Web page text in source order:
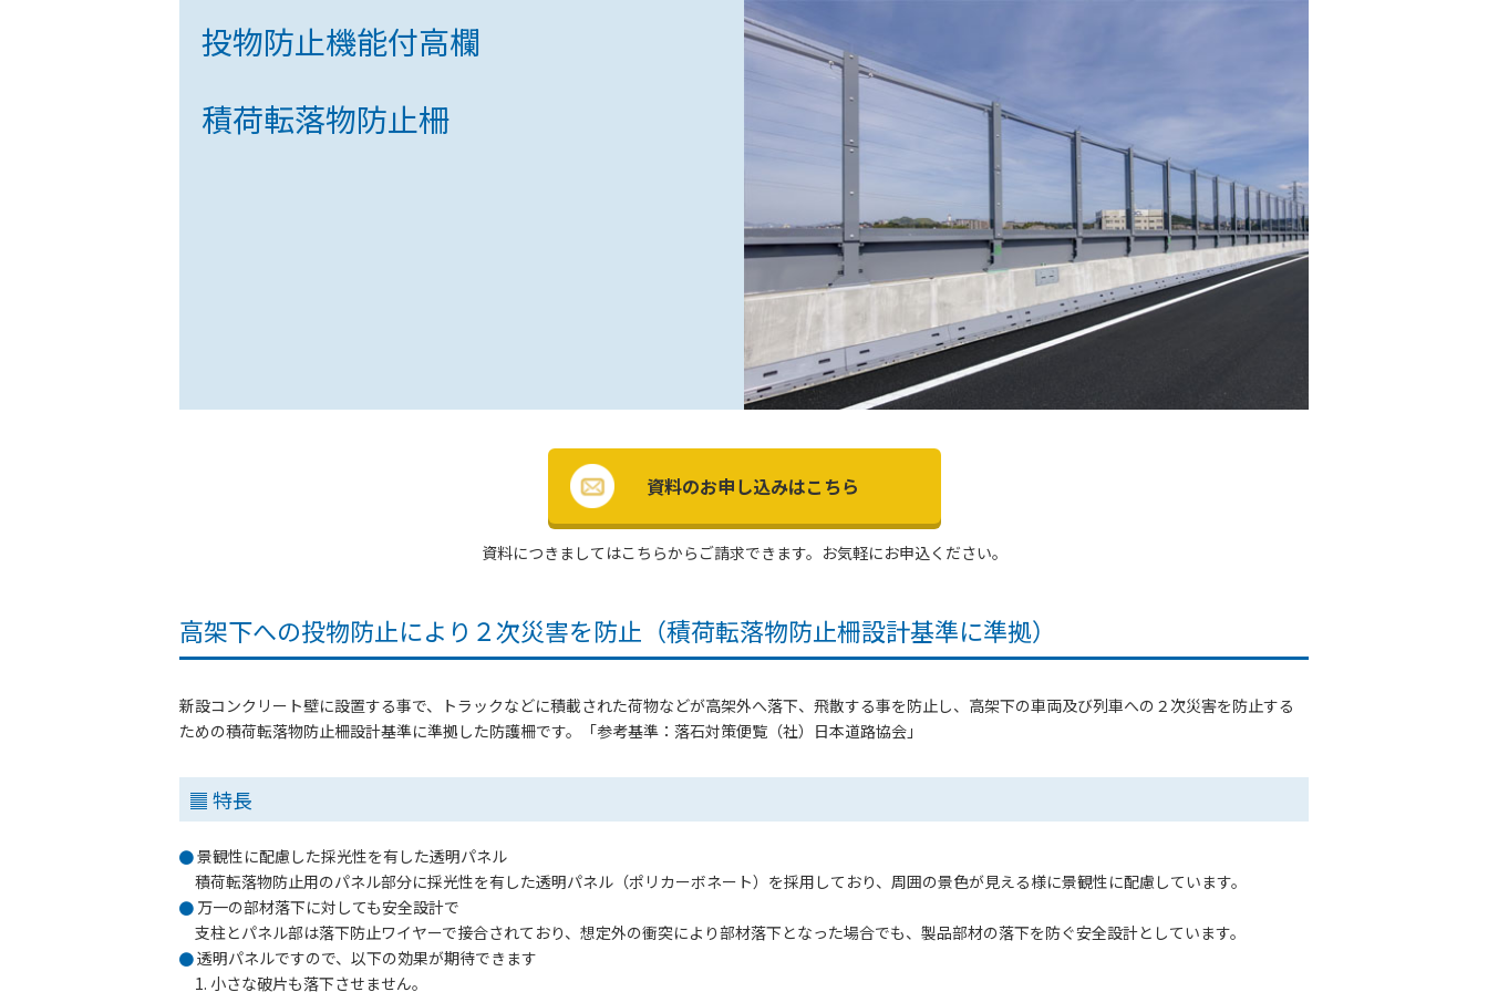
投物防止機能付高欄
積荷転落物防止柵
資料のお申し込みはこちら
資料につきましてはこちらからご請求できます。 お気軽にお申込ください。
高架下への投物防止により２次災害を防止（積荷転落物防止柵設計基準に準拠）
新設コンクリート壁に設置する事で、トラックなどに積載された荷物などが高架外へ落下、飛散する事を防止し、高架下の車両及び列車への２次災害を防止する
ための積荷転落物防止柵設計基準に準拠した防護柵です。「参考基準：落石対策便覧（社）日本道路協会」
特長
景観性に配慮した採光性を有した透明パネル
積荷転落物防止用のパネル部分に採光性を有した透明パネル（ポリカーボネート）を採用しており、周囲の景色が見える様に景観性に配慮しています。
万一の部材落下に対しても安全設計で
支柱とパネル部は落下防止ワイヤーで接合されており、想定外の衝突により部材落下となった場合でも、製品部材の落下を防ぐ安全設計としています。
透明パネルですので、以下の効果が期待できます
1. 小さな破片も落下させません。